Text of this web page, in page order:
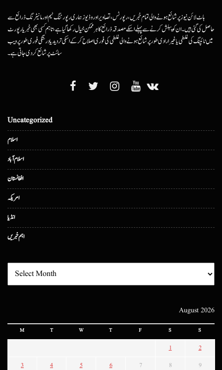
ہاٹ لائن نیوز پر شائع ہونے والی تمام خبریں، رپورٹس، تصاویر اور وڈیوز ہماری رپورٹنگ ٹیم اور مانیٹرنگ ذرائع سے
حاصل کی گئی ہیں۔ ان کو پبلش کرنے سے پہلے اسکے مصدقہ ذرائع کا ہرممکن خیال رکھا گیا ہے، تاہم کسی بھی خبر یا رپورٹ
میں ٹائپنگ کی غلطی یا غیرارادی طور پر شائع ہونے والی غلطی کی فوری اصلاح کرکے اسکی تردید یا درستگی فوری طور پر ویب
سائٹ پر شائع کردی جاتی ہے۔
Uncategorized
اسلام
اسلام آباد
افغانستان
امریکہ
انڈیا
اہم خبریں
August 2026
M T W T F S S
1 2
3 4 5 6 7 8 9